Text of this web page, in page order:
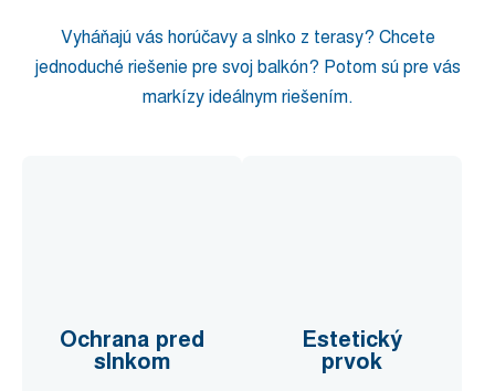
Vyháňajú vás horúčavy a slnko z terasy? Chcete
jednoduché riešenie pre svoj balkón? Potom sú pre vás
markízy ideálnym riešením.
Ochrana pred
slnkom
Estetický
prvok